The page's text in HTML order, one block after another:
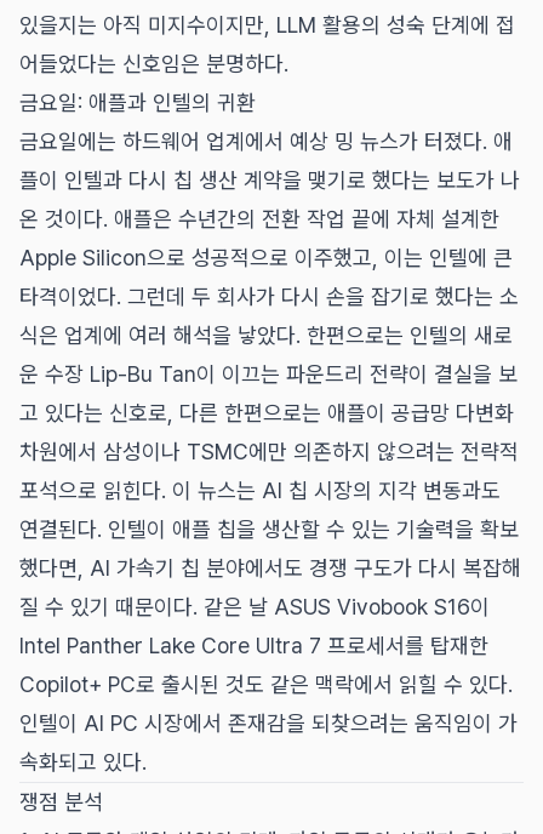
있을지는 아직 미지수이지만, LLM 활용의 성숙 단계에 접
어들었다는 신호임은 분명하다.
금요일: 애플과 인텔의 귀환
금요일에는 하드웨어 업계에서 예상 밍 뉴스가 터졌다. 애
플이 인텔과 다시 칩 생산 계약을 맺기로 했다는 보도가 나
온 것이다. 애플은 수년간의 전환 작업 끝에 자체 설계한
Apple Silicon으로 성공적으로 이주했고, 이는 인텔에 큰
타격이었다. 그런데 두 회사가 다시 손을 잡기로 했다는 소
식은 업계에 여러 해석을 낳았다. 한편으로는 인텔의 새로
운 수장 Lip-Bu Tan이 이끄는 파운드리 전략이 결실을 보
고 있다는 신호로, 다른 한편으로는 애플이 공급망 다변화
차원에서 삼성이나 TSMC에만 의존하지 않으려는 전략적
포석으로 읽힌다. 이 뉴스는 AI 칩 시장의 지각 변동과도
연결된다. 인텔이 애플 칩을 생산할 수 있는 기술력을 확보
했다면, AI 가속기 칩 분야에서도 경쟁 구도가 다시 복잡해
질 수 있기 때문이다. 같은 날 ASUS Vivobook S16이
Intel Panther Lake Core Ultra 7 프로세서를 탑재한
Copilot+ PC로 출시된 것도 같은 맥락에서 읽힐 수 있다.
인텔이 AI PC 시장에서 존재감을 되찾으려는 움직임이 가
속화되고 있다.
쟁점 분석